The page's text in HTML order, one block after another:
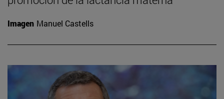
Imagen Manuel Castells